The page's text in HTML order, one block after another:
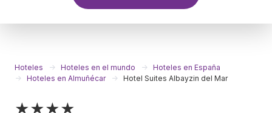
Hoteles Hoteles en el mundo
Hoteles en España
Hoteles en Almuñécar
Hotel Suites Albayzin del Mar
★★★★